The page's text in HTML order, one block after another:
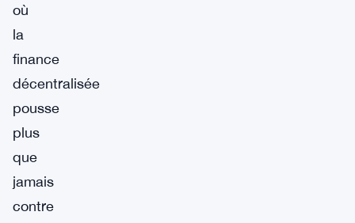
où
la
finance
décentralisée
pousse
plus
que
jamais
contre